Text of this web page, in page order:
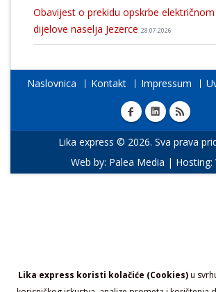
Lika express koristi kolačiće (Cookies)u
Obavijest o prekidu opskrbe
dijelove naselja Jezerce 28.07.2026
Naslovnica Kontakt Impressum
Lika express © 2026. Sva prava
Web by: Palea Media | Hosting: